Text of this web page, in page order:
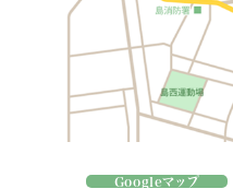
Googleマップ